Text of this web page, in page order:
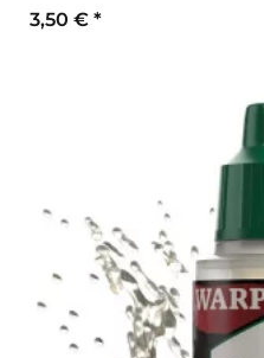
3,50 € *